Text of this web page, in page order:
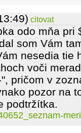
citovat
odo mňa pri
som Vám
nesedia tie
voči
pričom v
pozor na
podtržítka.